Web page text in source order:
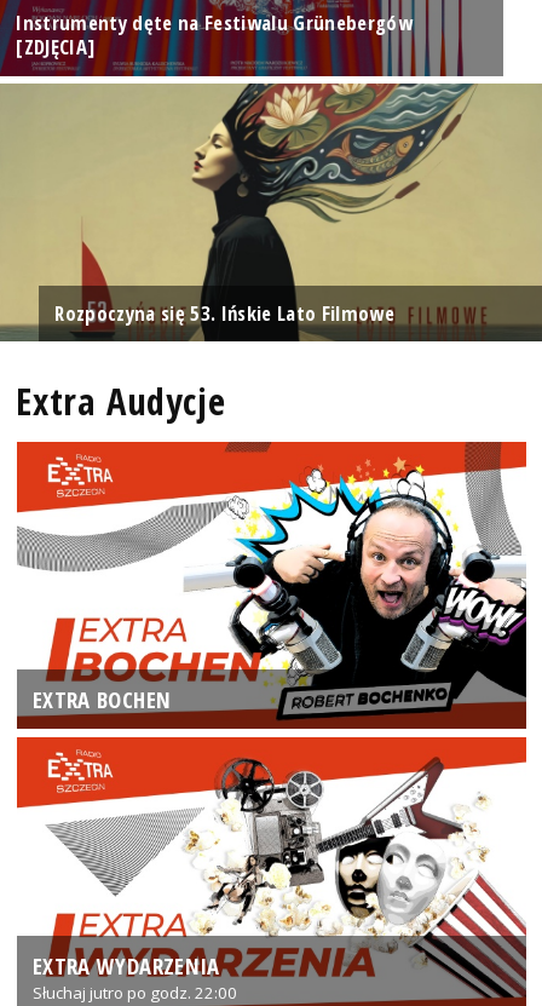
Instrumenty dęte na Festiwalu Grünebergów
[ZDJĘCIA]
Rozpoczyna się 53. Ińskie Lato Filmowe
Extra Audycje
EXTRA BOCHEN
EXTRA WYDARZENIA
Słuchaj jutro po godz. 22:00